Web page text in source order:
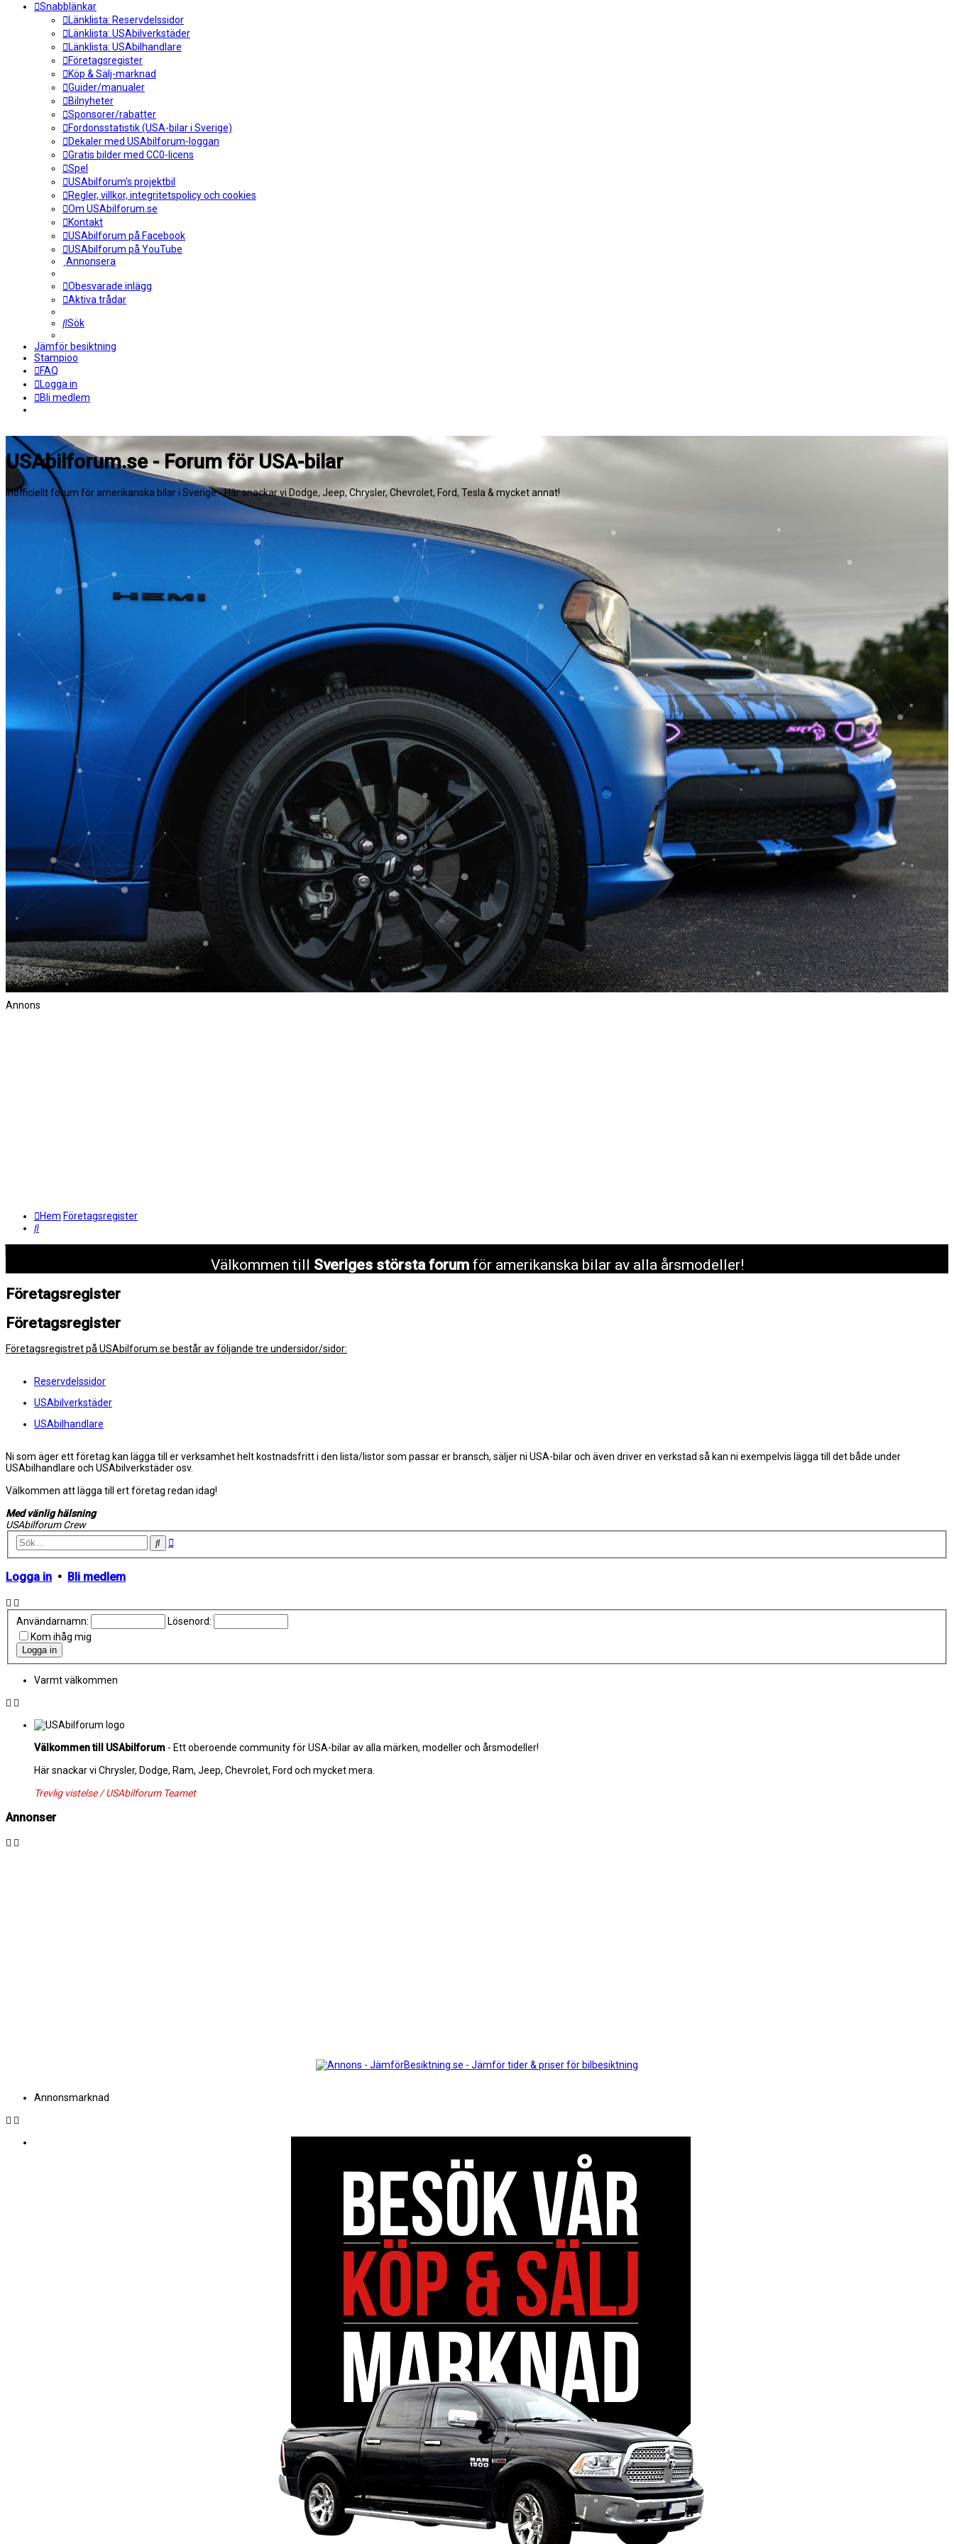
Snabblänkar
Länklista: Reservdelssidor
Länklista: USAbilverkstäder
Länklista: USAbilhandlare
Företagsregister
Köp & Sälj-marknad
Guider/manualer
Bilnyheter
Sponsorer/rabatter
Fordonsstatistik (USA-bilar i Sverige)
Dekaler med USAbilforum-loggan
Gratis bilder med CC0-licens
Spel
USAbilforum's projektbil
Regler, villkor, integritetspolicy och cookies
Om USAbilforum.se
Kontakt
USAbilforum på Facebook
USAbilforum på YouTube
Annonsera
Obesvarade inlägg
Aktiva trådar
Sök
Jämför besiktning
Stampioo
FAQ
Logga in
Bli medlem
USAbilforum.se - Forum för USA-bilar
Inofficiellt forum för amerikanska bilar i Sverige - Här snackar vi Dodge, Jeep, Chrysler, Chevrolet, Ford, Tesla & mycket annat!
Annons
Hem Företagsregister
Sök
Välkommen till Sveriges största forumför amerikanska bilar av alla årsmodeller!
Företagsregister
Företagsregister
Företagsregistret på USAbilforum.se består av följande tre undersidor/sidor:
Reservdelssidor
USAbilverkstäder
USAbilhandlare
Ni som äger ett företag kan lägga till er verksamhet helt kostnadsfritt i den lista/listor som passar er bransch, säljer ni USA-bilar och även driver en verkstad så kan ni exempelvis lägga till det både under
USAbilhandlare och USAbilverkstäder osv.
Välkommen att lägga till ert företag redan idag!
Med vänlig hälsning
USAbilforum Crew
SökAvancerad
Logga in • Bli medlem
Användarnamn:
Lösenord:
Kom ihåg mig
Varmt välkommen
Välkommen till USAbilforum - Ett oberoende community för USA-bilar av alla märken, modeller och årsmodeller!
Här snackar vi Chrysler, Dodge, Ram, Jeep, Chevrolet, Ford och mycket mera.
Trevlig vistelse / USAbilforum Teamet
Annonser
Annonsmarknad